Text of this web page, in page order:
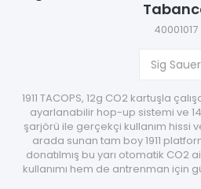
40001017
Sig Sauer
1911 TACOPS, 12g CO2 kartuşla
ayarlanabilir hop-up sistemi ve
şarjörü ile gerçekçi kullanım hissi
arada sunan tam boy 1911
donatılmış bu yarı otomatik CO2
kullanımı hem de antrenman için